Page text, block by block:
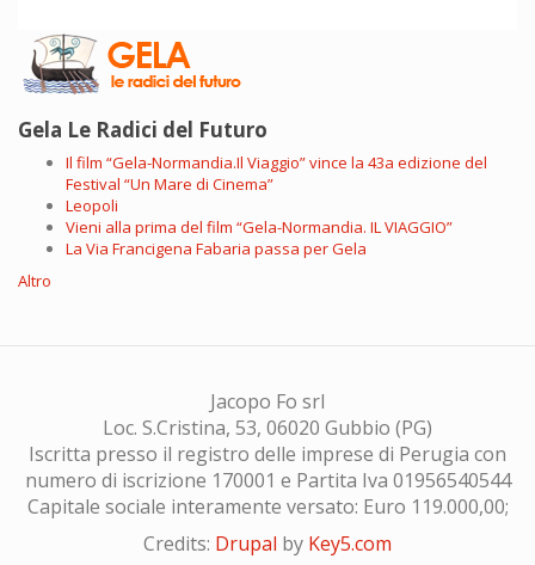
Gela Le Radici del Futuro
Il film “Gela-Normandia.Il Viaggio” vince la 43a edizione del
Festival “Un Mare di Cinema”
Leopoli
Vieni alla prima del film “Gela-Normandia. IL VIAGGIO”
La Via Francigena Fabaria passa per Gela
Altro
Jacopo Fo srl
Loc. S.Cristina, 53, 06020 Gubbio (PG)
Iscritta presso il registro delle imprese di Perugia con
numero di iscrizione 170001 e Partita Iva 01956540544
Capitale sociale interamente versato: Euro 119.000,00;
Credits: Drupal by Key5.com